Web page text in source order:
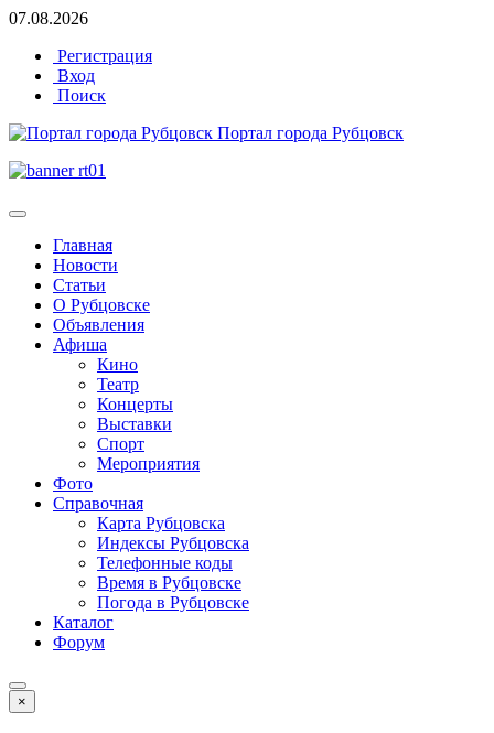
07.08.2026
Регистрация
Вход
Поиск
Портал города Рубцовск
Главная
Новости
Статьи
О Рубцовске
Объявления
Афиша
Кино
Театр
Концерты
Выставки
Спорт
Мероприятия
Фото
Справочная
Карта Рубцовска
Индексы Рубцовска
Телефонные коды
Время в Рубцовске
Погода в Рубцовске
Каталог
Форум
×